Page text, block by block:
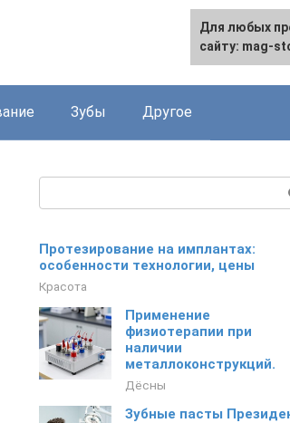
Зубы Другое
Протезирование на имплантах:
особенности технологии, цены
Красота
Применение
физиотерапии при
наличии
металлоконструкций.
Дёсны
Зубные пасты
Для любых
сайту: mag-